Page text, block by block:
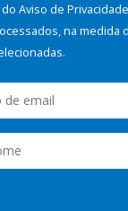
Aviso de
na medida